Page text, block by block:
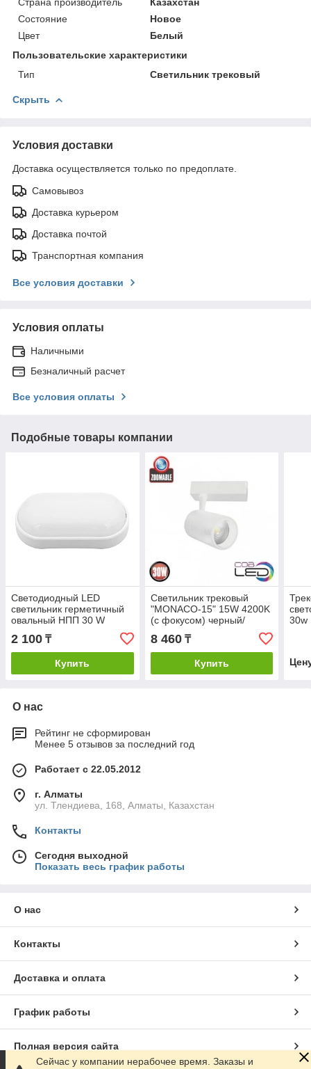
Состояние
Новое
Цвет
Белый
Пользовательские характеристики
Тип
Светильник трековый
Скрыть
Условия доставки
Доставка осуществляется только по предоплате.
Самовывоз
Доставка курьером
Доставка почтой
Транспортная компания
Все условия доставки
Условия оплаты
Наличными
Безналичный расчет
Все условия оплаты
Подобные товары компании
Светодиодный LED
cветильник герметичный
овальный НПП 30 W
2 100 ₸
Купить
Светильник трековый
"MONACO-15" 15W 4200K
(с фокусом) черный/
8 460₸
Купить
30w
О нас
Рейтинг не сформирован
Менее 5 отзывов за последний год
Работает с 22.05.2012
г. Алматы
ул. Тлендиева, 168, Алматы, Казахстан
Контакты
Сегодня выходной
Показать весь график работы
О нас
Контакты
Доставка и оплата
График работы
Полная версия сайта
Сейчас у компании нерабочее время. Заказы и